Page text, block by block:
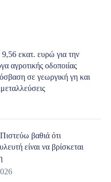
εκατ. ευρώ για την
αγροτικής οδοποιίας
σε γεωργική γη και
βαθιά ότι
είναι να βρίσκεται